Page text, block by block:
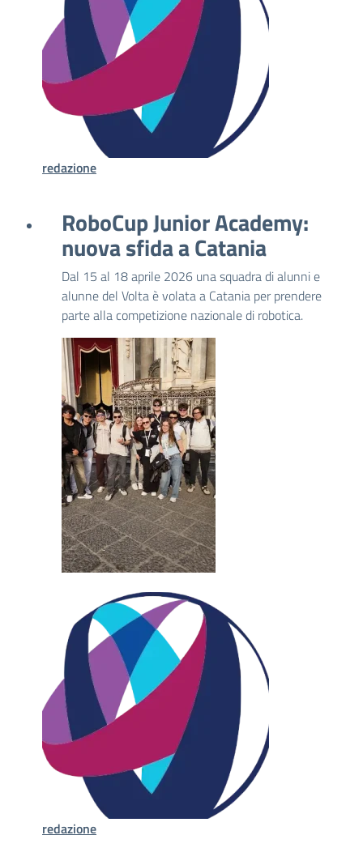
redazione
RoboCup Junior Academy:
nuova sfida a Catania
Dal 15 al 18 aprile 2026 una squadra di alunni e
alunne del Volta è volata a Catania per prendere
parte alla competizione nazionale di robotica.
redazione